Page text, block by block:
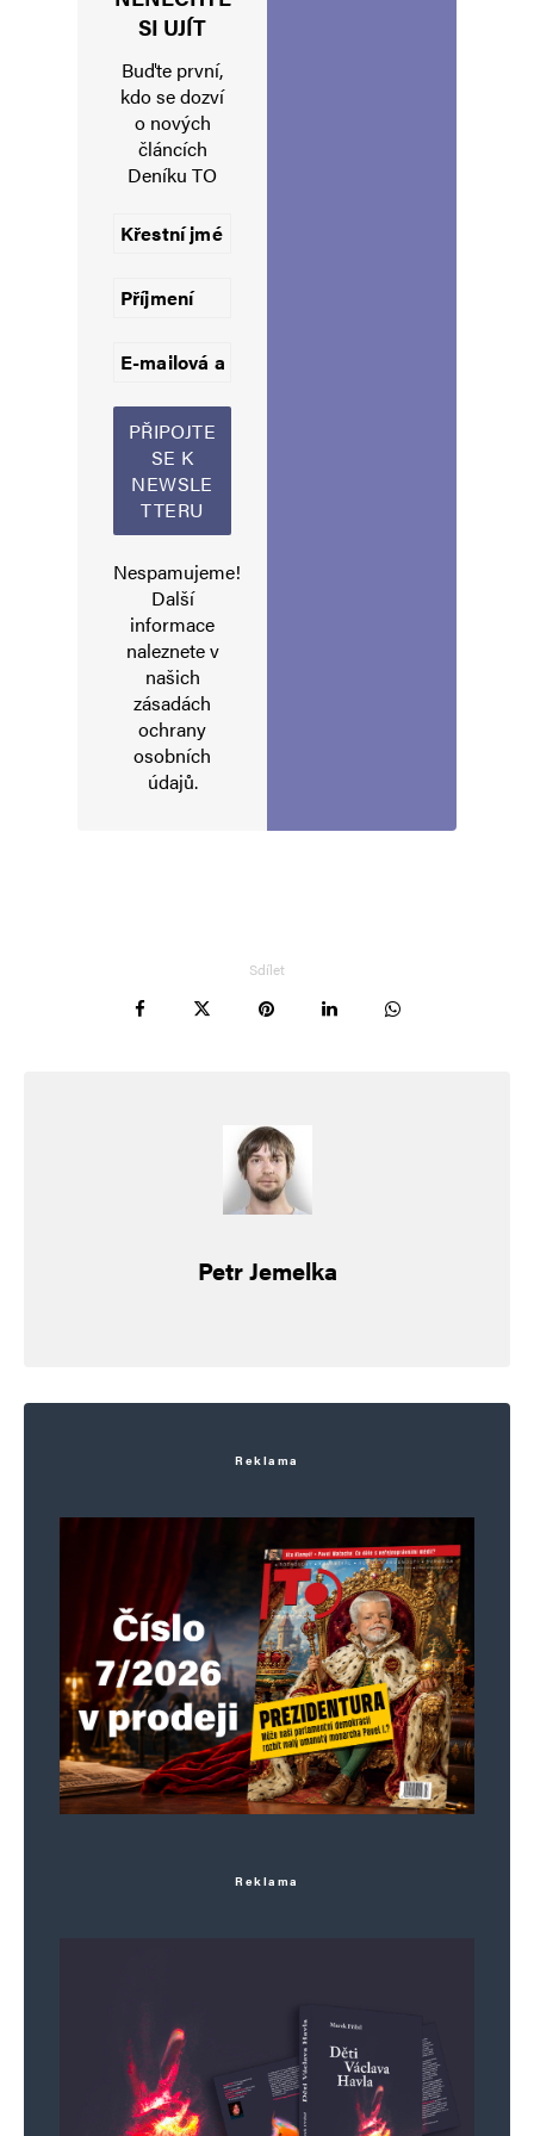
kapitalista ….fuj
Navigace pro komentáře
Starší komentáře
Napsat komentář
Uložit do prohlížeče jméno, e-mail a webovou stránku pro budoucí
SI UJÍT
Buďte první,
kdo se dozví
o nových
článcích
Deníku TO
Nespamujeme!
Další
informace
naleznete v
našich
zásadách
ochrany
osobních
údajů.
Sdílet
Petr Jemelka
Reklama
Reklama